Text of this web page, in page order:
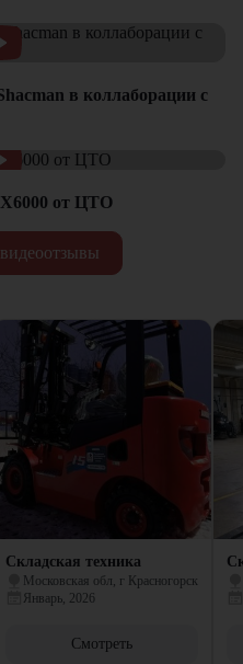
в коллаборации с
Х6000 от ЦТО
Складская техника
Московская обл, г Красногорск
Январь, 2026
Смотреть